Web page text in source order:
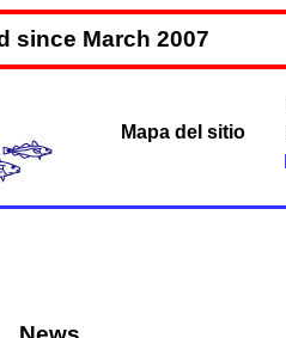
since March 2007
Mapa del sitio